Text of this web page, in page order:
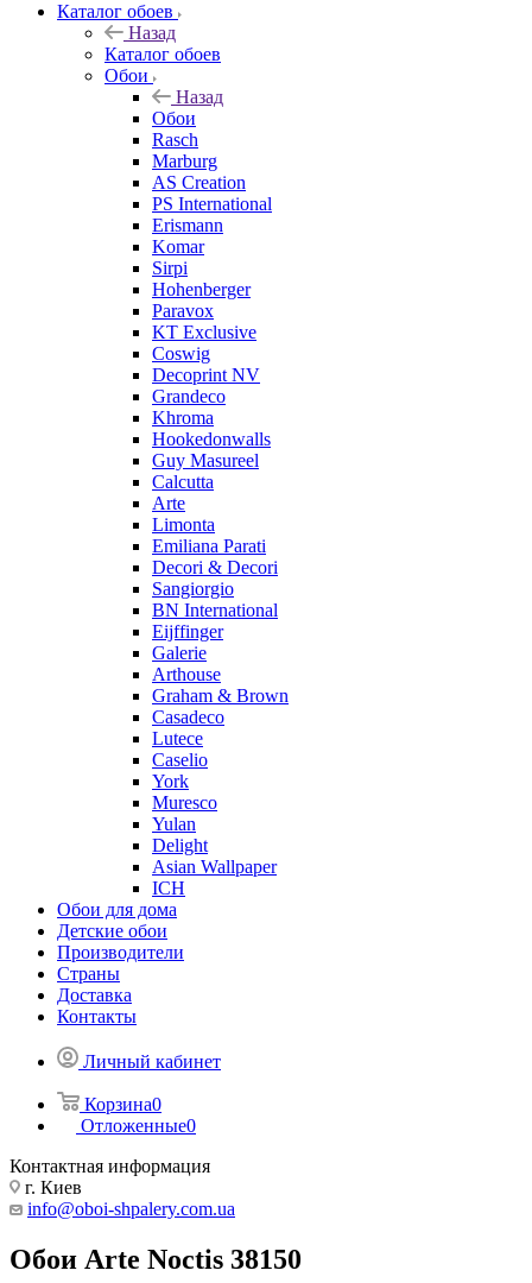
Каталог обоев
Назад
Каталог обоев
Обои
Назад
Обои
Rasch
Marburg
AS Creation
PS International
Erismann
Komar
Sirpi
Hohenberger
Paravox
KT Exclusive
Coswig
Decoprint NV
Grandeco
Khroma
Hookedonwalls
Guy Masureel
Calcutta
Arte
Limonta
Emiliana Parati
Decori & Decori
Sangiorgio
BN International
Eijffinger
Galerie
Arthouse
Graham & Brown
Casadeco
Lutece
Caselio
York
Muresco
Yulan
Delight
Asian Wallpaper
ICH
Обои для дома
Детские обои
Производители
Страны
Доставка
Контакты
Личный кабинет
Корзина0
Отложенные0
Контактная информация
г. Киев
info@oboi-shpalery.com.ua
Обои Arte Noctis 38150